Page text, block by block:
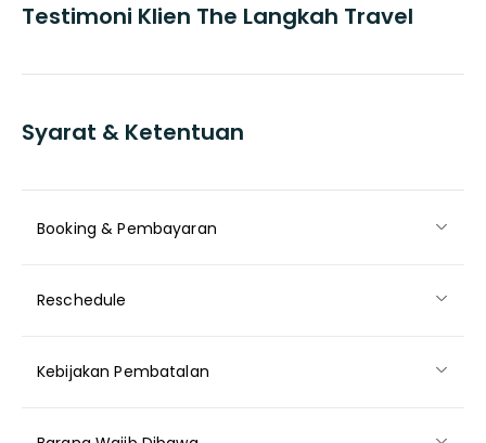
Testimoni Klien The Langkah Travel
Syarat & Ketentuan
Booking & Pembayaran
Reschedule
Kebijakan Pembatalan